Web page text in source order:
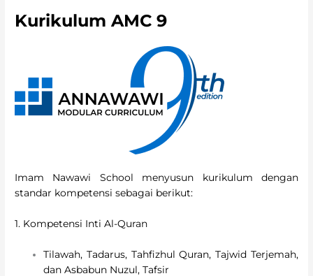
Kurikulum AMC 9
Imam Nawawi School menyusun kurikulum dengan
standar kompetensi sebagai berikut:
1. Kompetensi Inti Al-Quran
Tilawah, Tadarus, Tahfizhul Quran, Tajwid Terjemah,
dan Asbabun Nuzul, Tafsir